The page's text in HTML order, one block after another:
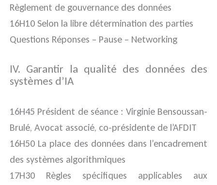
Règlement de gouvernance des données
16H10 Selon la libre détermination des parties
Questions Réponses – Pause – Networking
IV. Garantir la qualité des données des
systèmes d’IA
16H45 Président de séance : Virginie Bensoussan-
Brulé, Avocat associé, co-présidente de l’AFDIT
16H50 La place des données dans l’encadrement
des systèmes algorithmiques
17H30 Règles spécifiques applicables aux